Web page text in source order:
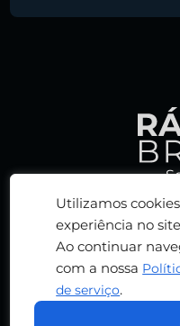
Utilizamos
experiência no
Ao continuar
com a nossa
de serviço.
Política
© 2026 RÁDIOS BRASIL.
RESERVADOS.